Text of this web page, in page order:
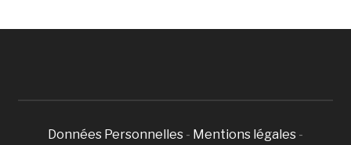
Données Personnelles - Mentions légales -